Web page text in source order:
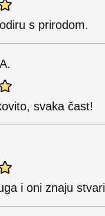
s prirodom.
svaka čast!
i oni znaju stvari